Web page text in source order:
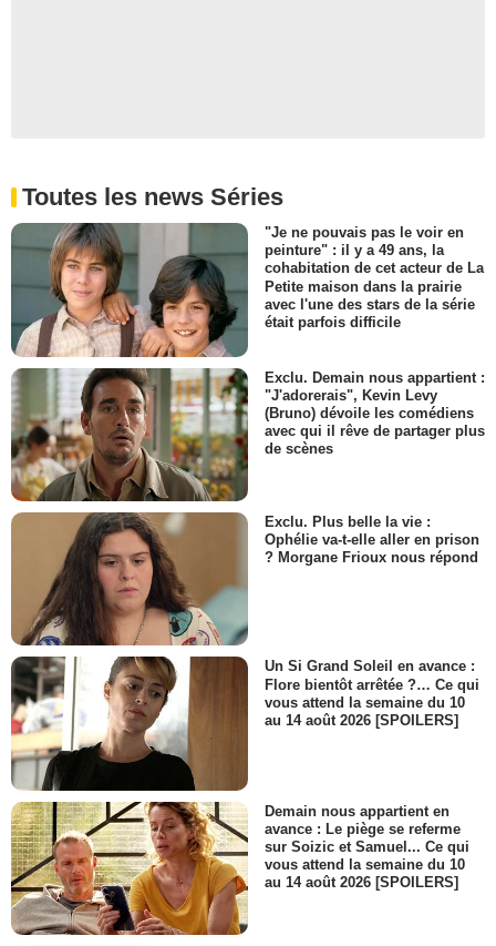
Toutes les news Séries
"Je ne pouvais pas le voir en
peinture" : il y a 49 ans, la
cohabitation de cet acteur de La
Petite maison dans la prairie
avec l'une des stars de la série
était parfois difficile
Exclu. Demain nous appartient :
"J'adorerais", Kevin Levy
(Bruno) dévoile les comédiens
avec qui il rêve de partager plus
de scènes
Exclu. Plus belle la vie :
Ophélie va-t-elle aller en prison
? Morgane Frioux nous répond
Un Si Grand Soleil en avance :
Flore bientôt arrêtée ?… Ce qui
vous attend la semaine du 10
au 14 août 2026 [SPOILERS]
Demain nous appartient en
avance : Le piège se referme
sur Soizic et Samuel... Ce qui
vous attend la semaine du 10
au 14 août 2026 [SPOILERS]